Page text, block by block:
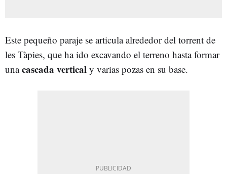
Este pequeño paraje se articula alrededor del torrent de
les Tàpies, que ha ido excavando el terreno hasta formar
unacascada vertical y varias pozas en su base.